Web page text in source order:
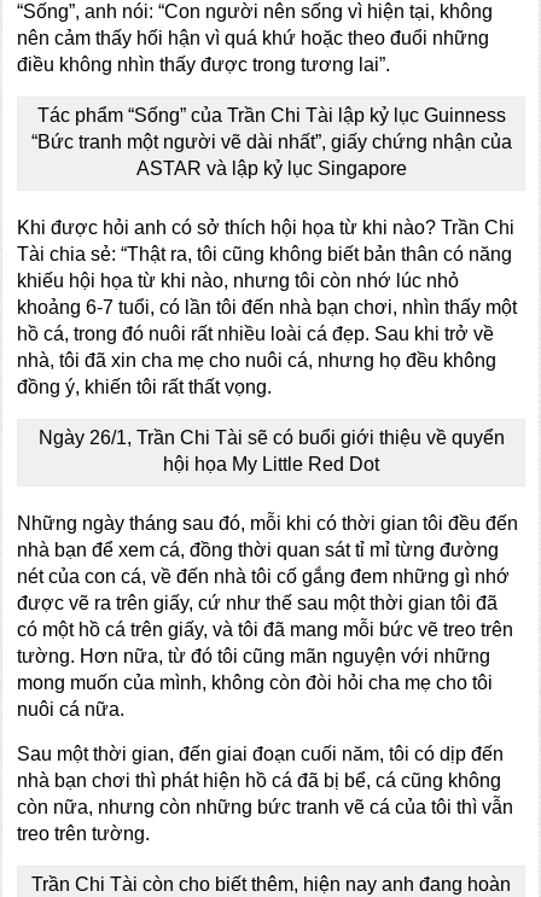
“Sống”, anh nói: “Con người nên sống vì hiện tại, không
nên cảm thấy hối hận vì quá khứ hoặc theo đuổi những
điều không nhìn thấy được trong tương lai”.
Tác phẩm “Sống” của Trần Chi Tài lập kỷ lục Guinness
“Bức tranh một người vẽ dài nhất”, giấy chứng nhận của
ASTAR và lập kỷ lục Singapore
Khi được hỏi anh có sở thích hội họa từ khi nào? Trần Chi
Tài chia sẻ: “Thật ra, tôi cũng không biết bản thân có năng
khiếu hội họa từ khi nào, nhưng tôi còn nhớ lúc nhỏ
khoảng 6-7 tuổi, có lần tôi đến nhà bạn chơi, nhìn thấy một
hồ cá, trong đó nuôi rất nhiều loài cá đẹp. Sau khi trở về
nhà, tôi đã xin cha mẹ cho nuôi cá, nhưng họ đều không
đồng ý, khiến tôi rất thất vọng.
Ngày 26/1, Trần Chi Tài sẽ có buổi giới thiệu về quyển
hội họa My Little Red Dot
Những ngày tháng sau đó, mỗi khi có thời gian tôi đều đến
nhà bạn để xem cá, đồng thời quan sát tỉ mỉ từng đường
nét của con cá, về đến nhà tôi cố gắng đem những gì nhớ
được vẽ ra trên giấy, cứ như thế sau một thời gian tôi đã
có một hồ cá trên giấy, và tôi đã mang mỗi bức vẽ treo trên
tường. Hơn nữa, từ đó tôi cũng mãn nguyện với những
mong muốn của mình, không còn đòi hỏi cha mẹ cho tôi
nuôi cá nữa.
Sau một thời gian, đến giai đoạn cuối năm, tôi có dịp đến
nhà bạn chơi thì phát hiện hồ cá đã bị bể, cá cũng không
còn nữa, nhưng còn những bức tranh vẽ cá của tôi thì vẫn
treo trên tường.
Trần Chi Tài còn cho biết thêm, hiện nay anh đang hoàn